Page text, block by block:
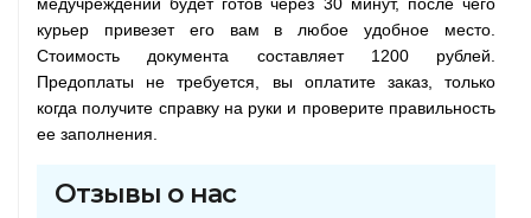
курьер привезет его вам в любое удобное место.
Стоимость документа составляет 1200 рублей.
Предоплаты не требуется, вы оплатите заказ, только
когда получите справку на руки и проверите правильность
ее заполнения.
Отзывы о нас